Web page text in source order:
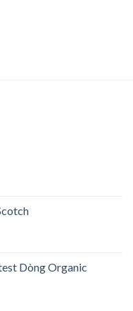
Dòng Organic